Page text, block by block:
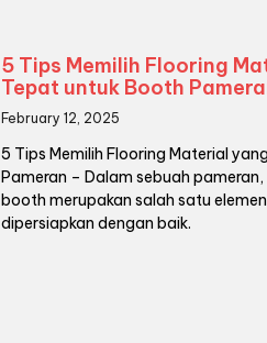
5 Tips Memilih Flooring
Tepat untuk Booth
February 12, 2025
5 Tips Memilih Flooring Material
Pameran – Dalam sebuah
booth merupakan salah satu
dipersiapkan dengan baik.